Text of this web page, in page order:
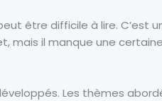
être difficile à lire. C’est
mais il manque une
Les thèmes